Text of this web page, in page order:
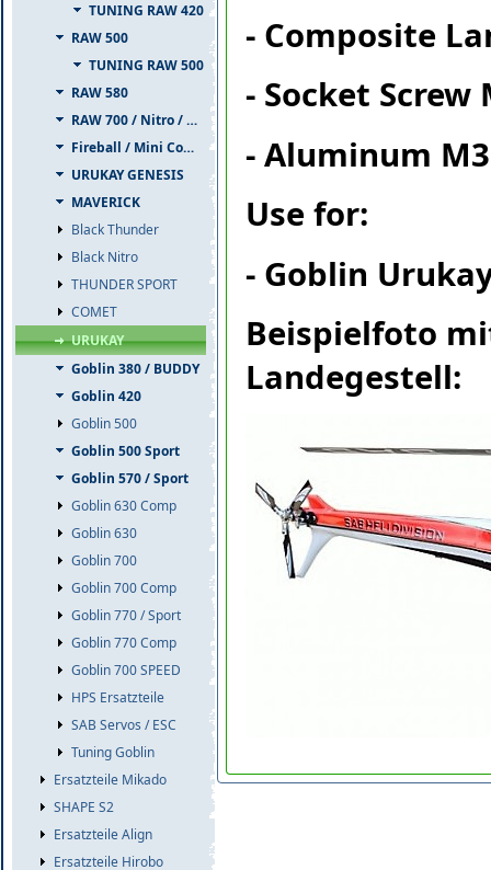
TUNING RAW 420
RAW 500
TUNING RAW 500
RAW 580
RAW 700 / Nitro / PIUMA
Fireball / Mini Comet
URUKAY GENESIS
MAVERICK
Black Thunder
Black Nitro
THUNDER SPORT
COMET
URUKAY
Goblin 380 / BUDDY
Goblin 420
Goblin 500
Goblin 500 Sport
Goblin 570 / Sport
Goblin 630 Comp
Goblin 630
Goblin 700
Goblin 700 Comp
Goblin 770 / Sport
Goblin 770 Comp
Goblin 700 SPEED
HPS Ersatzteile
SAB Servos / ESC
Tuning Goblin
Ersatzteile Mikado
SHAPE S2
Ersatzteile Align
Ersatzteile Hirobo
- Composite
- Socket Screw
- Aluminum
Use for:
- Goblin
Beispielfoto
Landegestell: